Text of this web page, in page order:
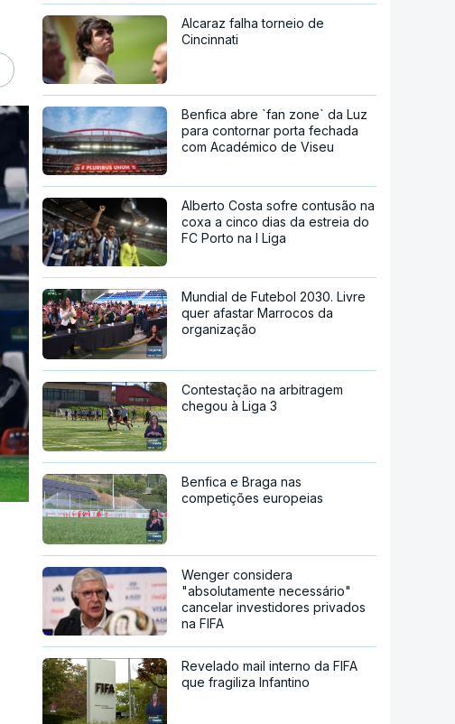
Alcaraz falha torneio de
Cincinnati
Benfica abre `fan zone` da Luz
para contornar porta fechada
com Académico de Viseu
Alberto Costa sofre contusão na
coxa a cinco dias da estreia do
FC Porto na I Liga
Mundial de Futebol 2030. Livre
quer afastar Marrocos da
organização
Contestação na arbitragem
chegou à Liga 3
Benfica e Braga nas
competições europeias
Wenger considera
"absolutamente necessário"
cancelar investidores privados
na FIFA
Revelado mail interno da FIFA
que fragiliza Infantino